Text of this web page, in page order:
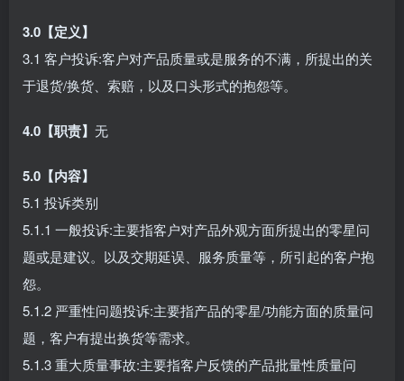
3.0【定义】
3.1 客户投诉:客户对产品质量或是服务的不满，所提出的关
于退货/换货、索赔，以及口头形式的抱怨等。
4.0【职责】 无
5.0【内容】
5.1 投诉类别
5.1.1 一般投诉:主要指客户对产品外观方面所提出的零星问
题或是建议。以及交期延误、服务质量等，所引起的客户抱
怨。
5.1.2 严重性问题投诉:主要指产品的零星/功能方面的质量问
题，客户有提出换货等需求。
5.1.3 重大质量事故:主要指客户反馈的产品批量性质量问